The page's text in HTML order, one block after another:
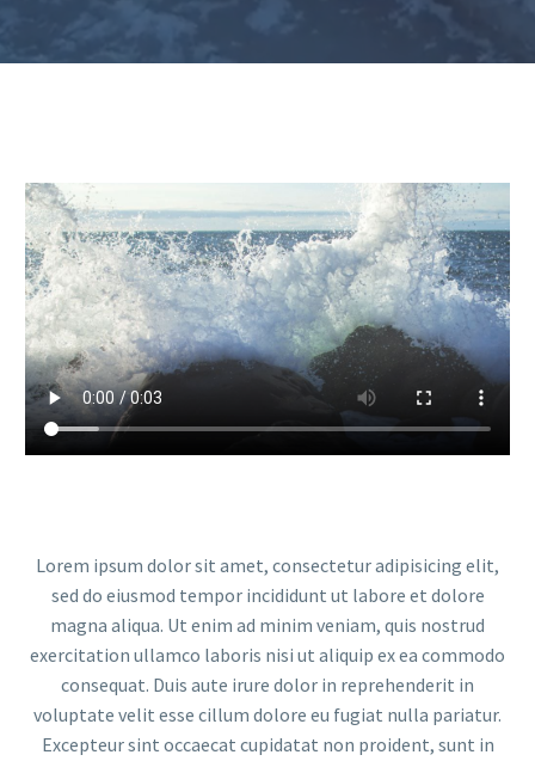
Lorem ipsum dolor sit amet, consectetur adipisicing elit,
sed do eiusmod tempor incididunt ut labore et dolore
magna aliqua. Ut enim ad minim veniam, quis nostrud
exercitation ullamco laboris nisi ut aliquip ex ea commodo
consequat. Duis aute irure dolor in reprehenderit in
voluptate velit esse cillum dolore eu fugiat nulla pariatur.
Excepteur sint occaecat cupidatat non proident, sunt in